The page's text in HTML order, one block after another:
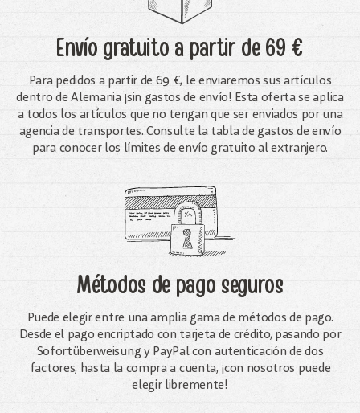
Envío gratuitoa partir de 69 €
Para pedidos a partir de 69 €, le enviaremos sus artículos
dentro de Alemania ¡sin gastos de envío! Esta oferta se aplica
a todos los artículos que no tengan que ser enviados por una
agencia de transportes. Consulte la tabla de gastos de envío
para conocer los límites de envío gratuito al extranjero.
Métodos de pago seguros
Puede elegir entre una amplia gama de métodos de pago.
Desde el pago encriptado con tarjeta de crédito, pasando por
Sofortüberweisung y PayPal con autenticación de dos
factores, hasta la compra a cuenta, ¡con nosotros puede
elegir libremente!